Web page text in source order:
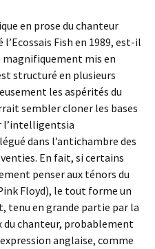
en prose du chanteur
Fish en 1989, est-il
magnifiquement mis en
structuré en plusieurs
les aspérités du
sembler cloner les bases
l’intelligentsia
dans l’antichambre des
En fait, si certains
penser aux ténors du
Floyd), le tout forme un
en grande partie par la
du chanteur, probablement
anglaise, comme